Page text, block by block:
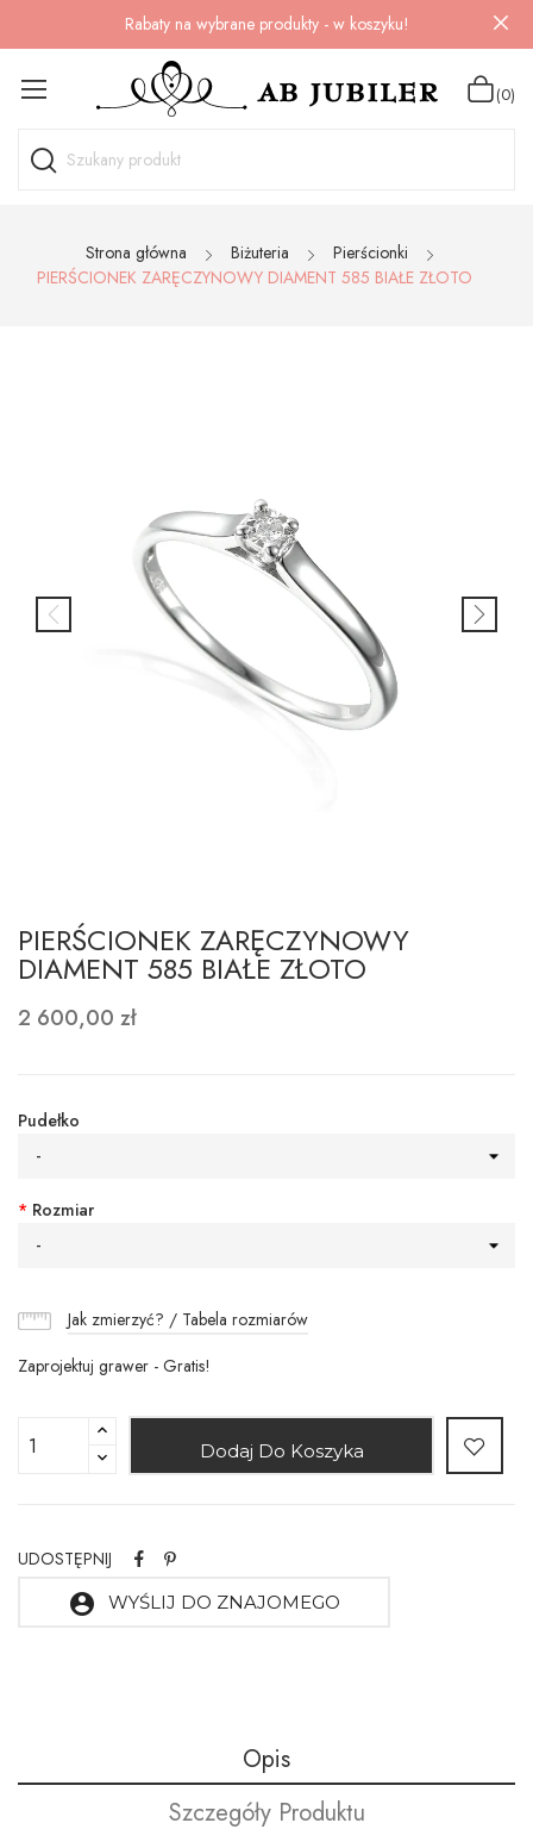
Rabaty na wybrane produkty - w koszyku!
(0)
Strona główna Biżuteria
Pierścionki
PIERŚCIONEK ZARĘCZYNOWY DIAMENT 585 BIAŁE ZŁOTO
PIERŚCIONEK ZARĘCZYNOWY
DIAMENT 585 BIAŁE ZŁOTO
2 600,00 zł
Pudełko
-
* Rozmiar
-
Jak zmierzyć? / Tabela rozmiarów
Zaprojektuj grawer - Gratis!
Dodaj Do Koszyka
UDOSTĘPNIJ
account_circle WYŚLIJ DO ZNAJOMEGO
Opis
Szczegóły Produktu